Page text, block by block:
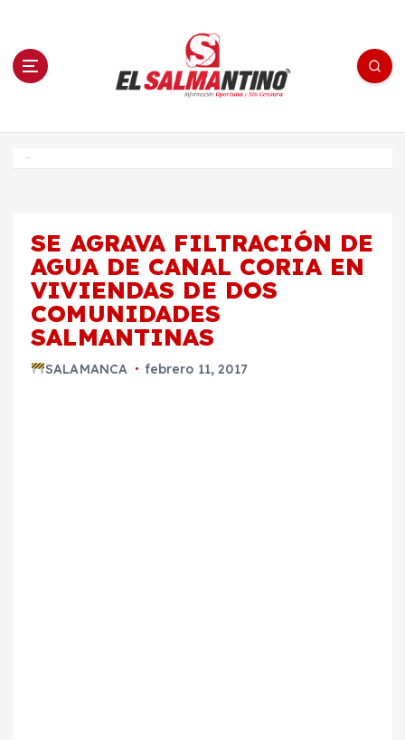
n El Salmantino - medios/noticias/editorial
SE AGRAVA FILTRACIÓN DE
AGUA DE CANAL CORIA EN
VIVIENDAS DE DOS
COMUNIDADES
SALMANTINAS
SALAMANCA febrero 11, 2017